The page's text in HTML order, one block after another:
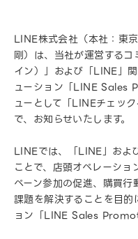
LINE株式会社（本社：東
剛）は、当社が運営する
イン）」および「LINE」
ューション「LINE Sales
ューとして「LINEチェッ
で、お知らせいたします。
LINEでは、「LINE」およ
ことで、店頭オペレーシ
ペーン参加の促進、購買
課題を解決することを目
ョン「LINE Sales